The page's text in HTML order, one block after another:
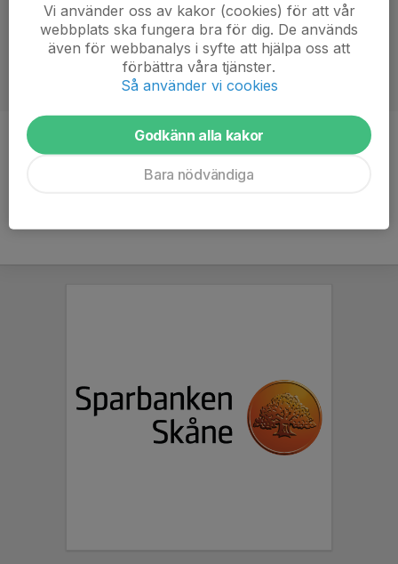
Ålder
Vi använder oss av kakor (cookies) för att vår
webbplats ska fungera bra för dig. De används
även för webbanalys i syfte att hjälpa oss att
förbättra våra tjänster.
Så använder vi cookies
Godkänn alla kakor
Bara nödvändiga